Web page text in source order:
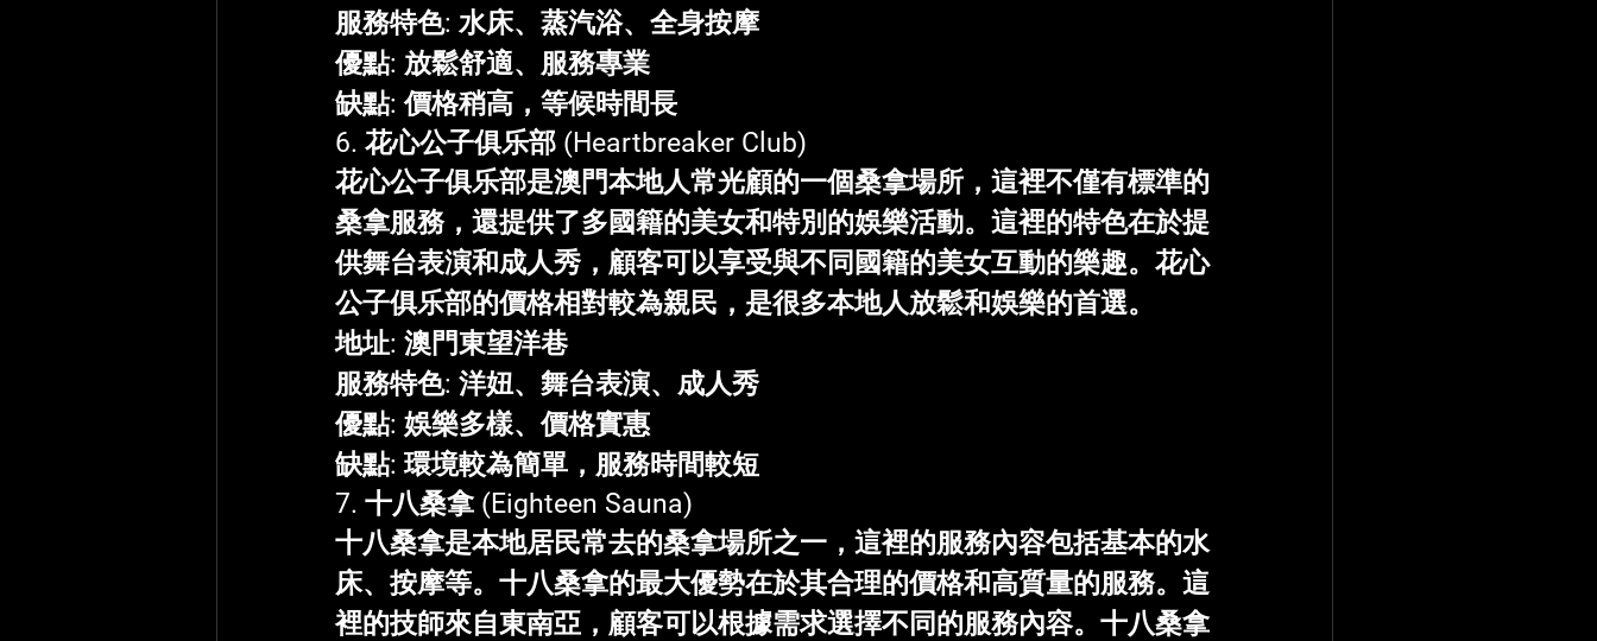
服務特色: 水床、蒸汽浴、全身按摩
優點: 放鬆舒適、服務專業
缺點: 價格稍高，等候時間長
6. 花心公子俱乐部 (Heartbreaker Club)
花心公子俱乐部是澳門本地人常光顧的一個桑拿場所，這裡不僅有標準的
桑拿服務，還提供了多國籍的美女和特別的娛樂活動。這裡的特色在於提
供舞台表演和成人秀，顧客可以享受與不同國籍的美女互動的樂趣。花心
公子俱乐部的價格相對較為親民，是很多本地人放鬆和娛樂的首選。
地址: 澳門東望洋巷
服務特色: 洋妞、舞台表演、成人秀
優點: 娛樂多樣、價格實惠
缺點: 環境較為簡單，服務時間較短
7. 十八桑拿 (Eighteen Sauna)
十八桑拿是本地居民常去的桑拿場所之一，這裡的服務內容包括基本的水
床、按摩等。十八桑拿的最大優勢在於其合理的價格和高質量的服務。這
裡的技師來自東南亞，顧客可以根據需求選擇不同的服務內容。十八桑拿